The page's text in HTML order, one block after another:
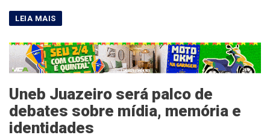
Uneb Juazeiro será palco de
debates sobre mídia, memória e
identidades